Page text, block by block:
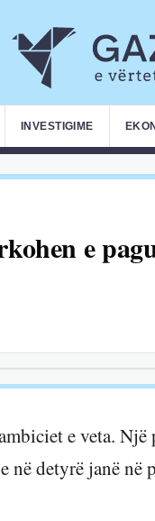
INVESTIGIME
e
e veta. Një
në detyrë janë në